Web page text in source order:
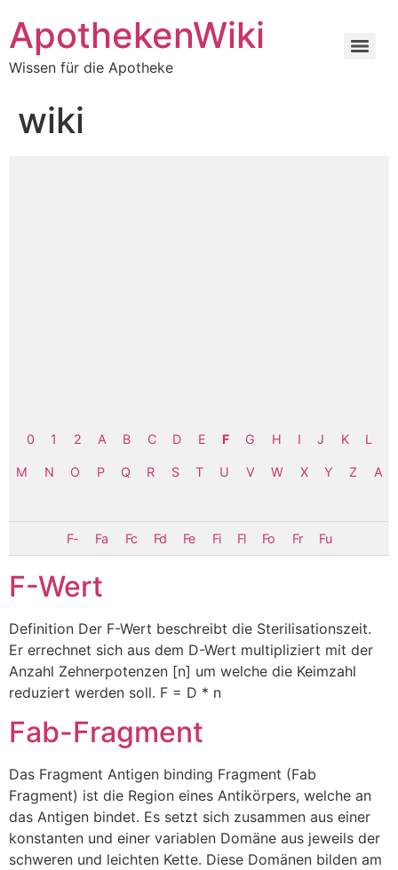
ApothekenWiki
Wissen für die Apotheke
wiki
0 1 2 A B C D E F G H I J K L
M N O P Q R S T U V W X Y Z Α
F- Fa Fc Fd Fe Fi Fl Fo Fr Fu
F-Wert
Definition Der F-Wert beschreibt die Sterilisationszeit.
Er errechnet sich aus dem D-Wert multipliziert mit der
Anzahl Zehnerpotenzen [n] um welche die Keimzahl
reduziert werden soll. F = D * n
Fab-Fragment
Das Fragment Antigen binding Fragment (Fab
Fragment) ist die Region eines Antikörpers, welche an
das Antigen bindet. Es setzt sich zusammen aus einer
konstanten und einer variablen Domäne aus jeweils der
schweren und leichten Kette. Diese Domänen bilden am